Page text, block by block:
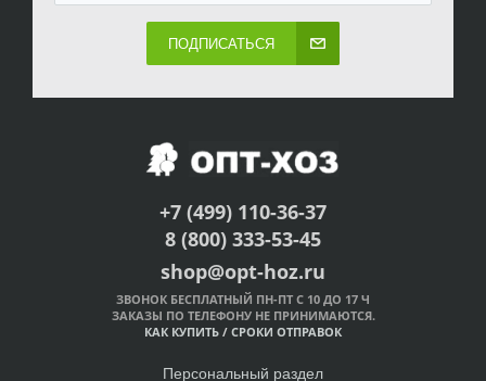
ПОДПИСАТЬСЯ
+7 (499) 110-36-37
8 (800) 333-53-45
shop@opt-hoz.ru
ЗВОНОК БЕСПЛАТНЫЙ ПН-ПТ С 10 ДО 17 Ч
ЗАКАЗЫ ПО ТЕЛЕФОНУ НЕ ПРИНИМАЮТСЯ.
КАК КУПИТЬ / СРОКИ ОТПРАВОК
Персональный раздел